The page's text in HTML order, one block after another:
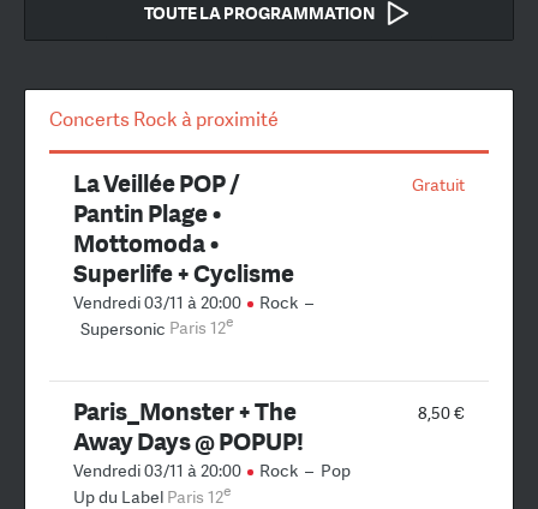
TOUTE LA PROGRAMMATION
Concerts Rock à proximité
Gratuit
La Veillée POP /
Pantin Plage •
Mottomoda •
Superlife + Cyclisme
Vendredi 03/11 à 20:00 Rock –
Supersonic Paris 12e
8,50 €
Paris_Monster + The
Away Days @ POPUP!
Vendredi 03/11 à 20:00 Rock – Pop
Up du Label Paris 12e